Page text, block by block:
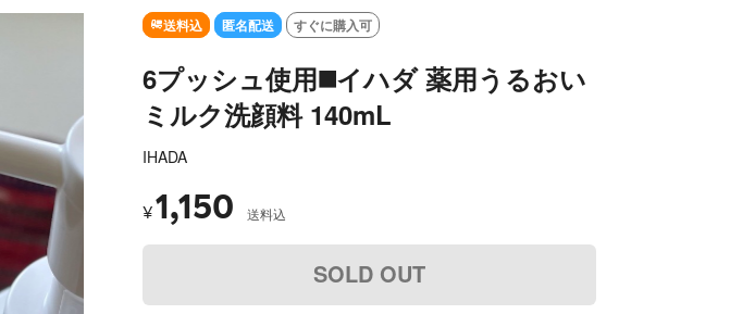
SOLD OUT
送料込 匿名配送 すぐに購入可
6プッシュ使用◼️イハダ 薬用うるおい
ミルク洗顔料 140mL
IHADA
¥1,150 送料込
SOLD OUT